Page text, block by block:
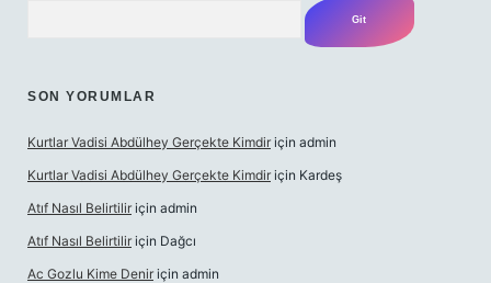
SON YORUMLAR
Kurtlar Vadisi Abdülhey Gerçekte Kimdir için admin
Kurtlar Vadisi Abdülhey Gerçekte Kimdir için Kardeş
Atıf Nasıl Belirtilir için admin
Atıf Nasıl Belirtilir için Dağcı
Ac Gozlu Kime Denir için admin